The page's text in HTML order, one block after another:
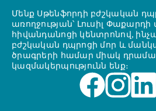
Մենք Սթենֆորդի բժշկական
առողջության՝ Լուսիլ
հիվանդանոցի կենտրոնով,
բժշկական դպրոցի մոր և
ծրագրերի համար միակ
կազմակերպությունն ենք։